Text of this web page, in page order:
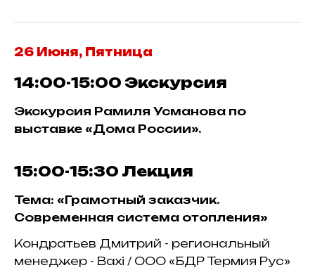
26 Июня, Пятница
14:00-15:00 Экскурсия
Экскурсия Рамиля Усманова по
выставке «Дома России».
15:00-15:30 Лекция
Тема: «Грамотный заказчик.
Современная система отопления»
Кондратьев Дмитрий - региональный
менеджер - Baxi / ООО «БДР Термия Рус»